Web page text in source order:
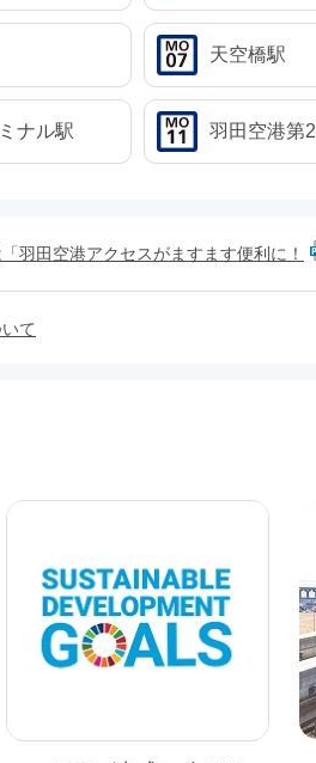
天空橋駅
ナル駅 羽田空港第2
羽田空港アクセスがますます便利に！
て